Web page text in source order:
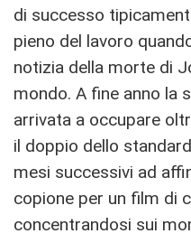
di successo
pieno del lavoro
notizia della morte di
mondo. A fine anno la
arrivata a occupare
il doppio dello
mesi successivi ad
copione per un film di
concentrandosi sui